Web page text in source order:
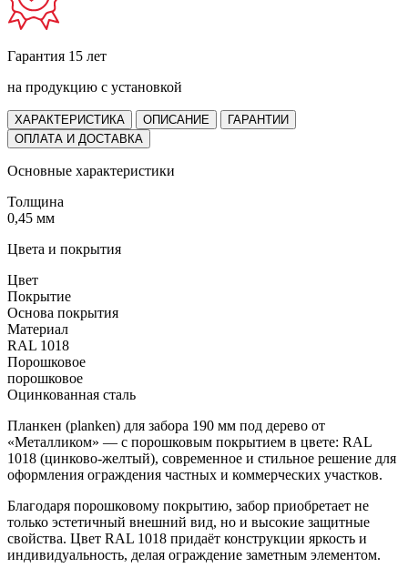
Гарантия 15 лет
на продукцию с установкой
ХАРАКТЕРИСТИКА ОПИСАНИЕ
ГАРАНТИИ
ОПЛАТА И ДОСТАВКА
Основные характеристики
Толщина
0,45 мм
Цвета и покрытия
Цвет
Покрытие
Основа покрытия
Материал
RAL 1018
Порошковое
порошковое
Оцинкованная сталь
Планкен (planken) для забора 190 мм под дерево от
«Металликом» — с порошковым покрытием в цвете: RAL
1018 (цинково-желтый), современное и стильное решение для
оформления ограждения частных и коммерческих участков.
Благодаря порошковому покрытию, забор приобретает не
только эстетичный внешний вид, но и высокие защитные
свойства. Цвет RAL 1018 придаёт конструкции яркость и
индивидуальность, делая ограждение заметным элементом.